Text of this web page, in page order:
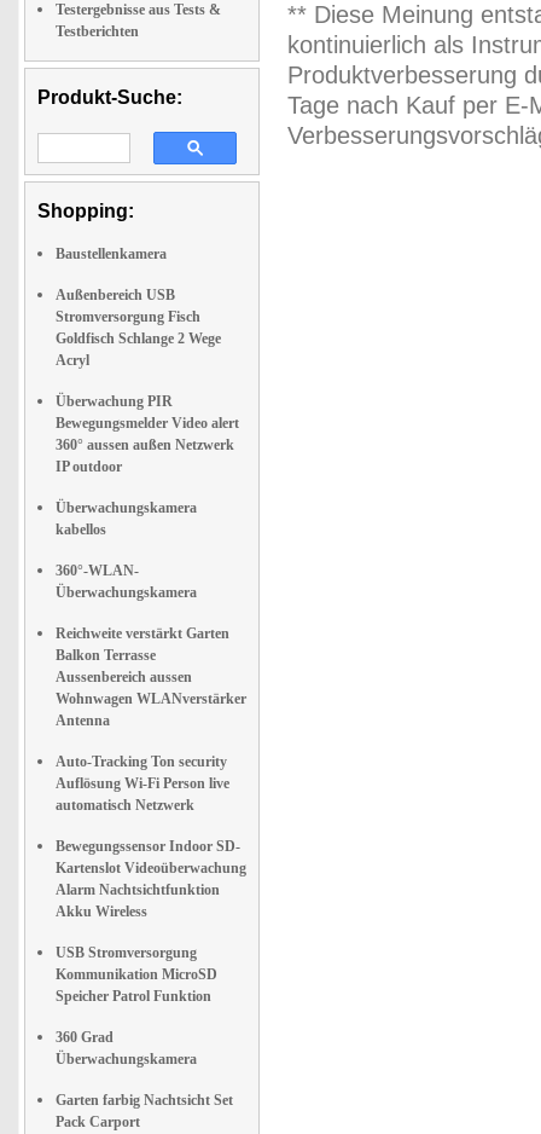
Testergebnisse aus Tests &
Testberichten
Produkt-Suche:
Shopping:
Baustellenkamera
Außenbereich USB
Stromversorgung Fisch
Goldfisch Schlange 2 Wege
Acryl
Überwachung PIR
Bewegungsmelder Video alert
360° aussen außen Netzwerk
IP outdoor
Überwachungskamera
kabellos
360°-WLAN-
Überwachungskamera
Reichweite verstärkt Garten
Balkon Terrasse
Aussenbereich aussen
Wohnwagen WLANverstärker
Antenna
Auto-Tracking Ton security
Auflösung Wi-Fi Person live
automatisch Netzwerk
Bewegungssensor Indoor SD-
Kartenslot Videoüberwachung
Alarm Nachtsichtfunktion
Akku Wireless
USB Stromversorgung
Kommunikation MicroSD
Speicher Patrol Funktion
360 Grad
Überwachungskamera
Garten farbig Nachtsicht Set
Pack Carport
** Diese Meinung
kontinuierlich als
Produktverbesserung
Tage nach Kauf per E-